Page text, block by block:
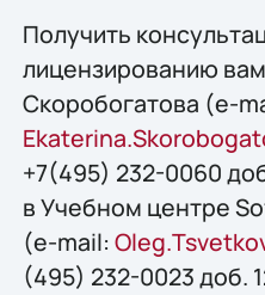
Получить
лицензированию
Скоробогатова (e-
+7(495) 232-0060
в Учебном центре
(e-mail:
(495) 232-0023 доб.